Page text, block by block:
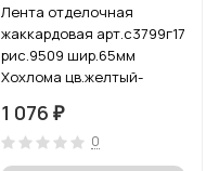
Лента отделочная
жаккардовая арт.с3799г17
рис.9509 шир.65мм
Хохлома цв.желтый-
1 076 ₽
0